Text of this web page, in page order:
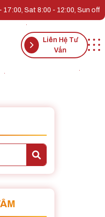
17:00, Sat 8:00 - 12:00, Sun off
Liên Hệ Tư
Vấn